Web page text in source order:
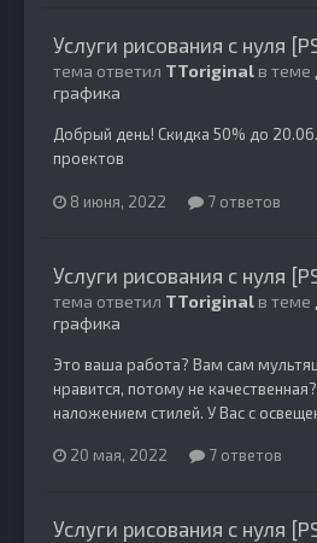
Услуги рисования с нуля
тема ответил TToriginalв теме
графика
Добрый день! Скидка 50% до
проектов
8 июня, 2022 7 ответов
Услуги рисования с нуля
тема ответил TToriginalв теме
графика
Это ваша работа? Вам сам
нравится, потому не
наложением стилей. У Вас с
20 мая, 2022 7 ответов
Услуги рисования с нуля